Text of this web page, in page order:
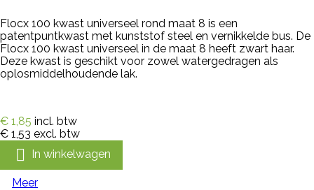
Flocx 100 kwast universeel rond maat 8 is een
patentpuntkwast met kunststof steel en vernikkelde bus. De
Flocx 100 kwast universeel in de maat 8 heeft zwart haar.
Deze kwast is geschikt voor zowel watergedragen als
oplosmiddelhoudende lak.
€ 1,85 incl. btw
€ 1,53 excl. btw
 In winkelwagen
Meer